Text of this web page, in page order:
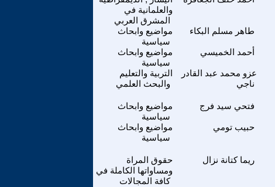
والعلمانية في
المشرق العربي
مواضيع وابحاث
سياسية
طاهر مسلم البكاء
مواضيع وابحاث
سياسية
أحمد الخميسي
التربية والتعليم
والبحث العلمي
عزو محمد عبد القادر
ناجي
مواضيع وابحاث
سياسية
فتحي سيد فرج
مواضيع وابحاث
سياسية
حبيب تومي
حقوق المراة
ومساواتها الكاملة في
كافة المجالات
ريما كتانة نزال